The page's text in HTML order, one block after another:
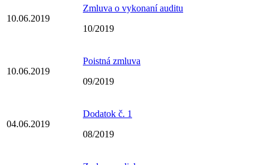
10.06.2019
Zmluva o vykonaní auditu
10/2019
10.06.2019
Poistná zmluva
09/2019
04.06.2019
Dodatok č. 1
08/2019